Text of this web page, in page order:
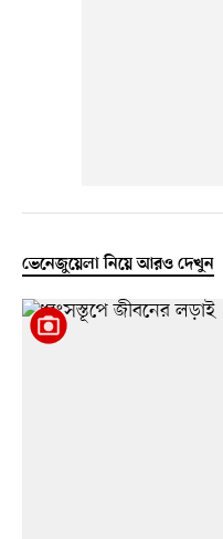
ভেনেজুয়েলা নিয়ে আরও দেখুন